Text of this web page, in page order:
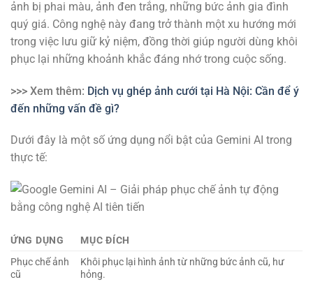
ảnh bị phai màu, ảnh đen trắng, những bức ảnh gia đình
quý giá. Công nghệ này đang trở thành một xu hướng mới
trong việc lưu giữ kỷ niệm, đồng thời giúp người dùng khôi
phục lại những khoảnh khắc đáng nhớ trong cuộc sống.
>>> Xem thêm: Dịch vụ ghép ảnh cưới tại Hà Nội: Cần để ý
đến những vấn đề gì?
Dưới đây là một số ứng dụng nổi bật của Gemini AI trong
thực tế:
ỨNG DỤNG
MỤC ĐÍCH
Phục chế ảnh
cũ
Khôi phục lại hình ảnh từ những bức ảnh cũ, hư
hỏng.